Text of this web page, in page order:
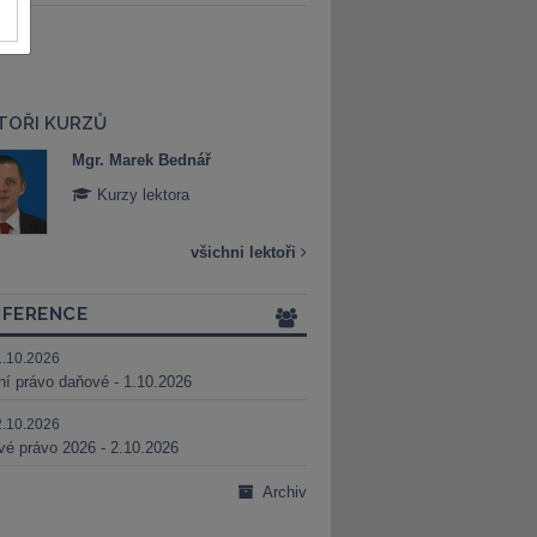
KURZŮ
Mgr. Marek Bednář
Kurzy lektora
všichni lektoři
právo daňové - 1.10.2026
právo 2026 - 2.10.2026
Archiv